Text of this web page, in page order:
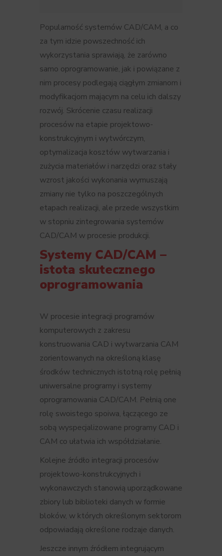
Popularność systemów CAD/CAM, a co
za tym idzie powszechność ich
wykorzystania sprawiają, że zarówno
samo oprogramowanie, jak i powiązane z
nim procesy podlegają ciągłym zmianom i
modyfikacjom mającym na celu ich dalszy
rozwój. Skrócenie czasu realizacji
procesów na etapie projektowo-
konstrukcyjnym i wytwórczym,
optymalizacja kosztów wytwarzania i
zużycia materiałów i narzędzi oraz stały
wzrost jakości wykonania wymuszają
zmiany nie tylko na poszczególnych
etapach realizacji, ale przede wszystkim
w stopniu zintegrowania systemów
CAD/CAM w procesie produkcji.
Systemy CAD/CAM –
istota skutecznego
oprogramowania
W procesie integracji programów
komputerowych z zakresu
konstruowania CAD i wytwarzania CAM
zorientowanych na określoną klasę
środków technicznych istotną rolę pełnią
uniwersalne programy i systemy
oprogramowania CAD/CAM. Pełnią one
rolę swoistego spoiwa, łączącego ze
sobą wyspecjalizowane programy CAD i
CAM co ułatwia ich współdziałanie.
Kolejne źródło integracji procesów
projektowo-konstrukcyjnych i
wykonawczych stanowią uporządkowane
zbiory lub biblioteki danych w formie
bloków, w których określonym sektorom
odpowiadają określone rodzaje danych.
Jeszcze innym źródłem integrującym